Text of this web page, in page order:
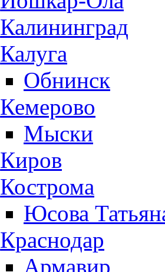
Калининград
Калуга
Обнинск
Кемерово
Мыски
Киров
Кострома
Юсова
Краснодар
Армавир